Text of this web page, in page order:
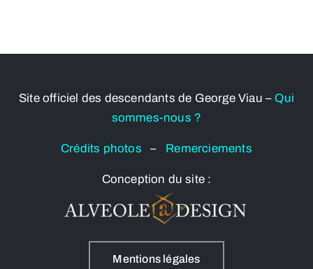
Site officiel des descendants de George Viau – Qui
sommes-nous ?
Crédits photos– Remerciements
Conception du site :
Mentions légales